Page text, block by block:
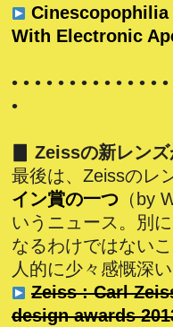
With Electronic
• • • • • • • • • • • • •
•
▊ Zeissの新レン
最後は、Zeissのレ
イン賞の一つ （by
いうニュース。別
なるわけではない
人的に少々感慨深
Zeiss : Carl
design awards